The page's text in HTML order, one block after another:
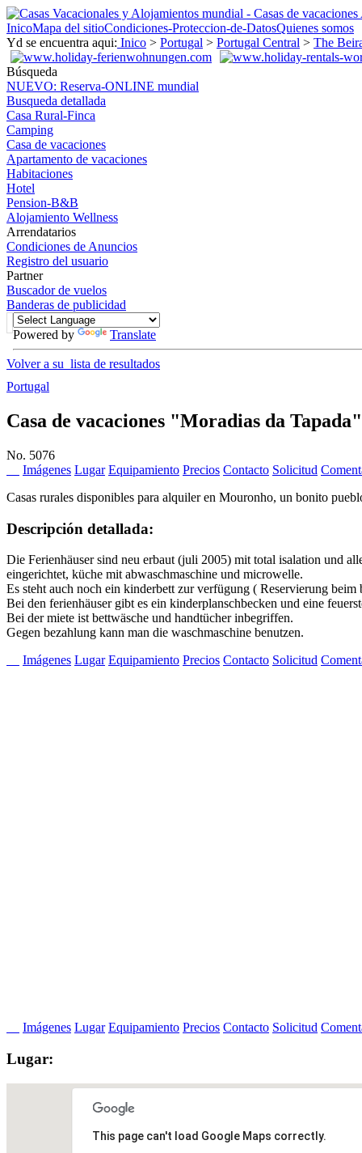
InicoMapa del sitioCondiciones-Proteccion-de-DatosQuienes somos
Yd se encuentra aqui: Inico > Portugal > Portugal Central > The
Búsqueda
NUEVO: Reserva-ONLINE mundial
Busqueda detallada
Casa Rural-Finca
Camping
Casa de vacaciones
Apartamento de vacaciones
Habitaciones
Hotel
Pension-B&B
Alojamiento Wellness
Arrendatarios
Condiciones de Anuncios
Registro del usuario
Partner
Buscador de vuelos
Banderas de publicidad
Powered by Translate
Volver a su lista de resultados
Portugal
Casa de vacaciones "Moradias da Tapada"
No. 5076
Imágenes Lugar Equipamiento Precios Contacto Solicitud
Casas rurales disponibles para alquiler en Mouronho, un bonito
Descripción detallada:
Die Ferienhäuser sind neu erbaut (juli 2005) mit total isalation und
eingerichtet, küche mit abwaschmaschine und microwelle.
Es steht auch noch ein kinderbett zur verfügung ( Reservierung beim
Bei den ferienhäuser gibt es ein kinderplanschbecken und eine
Bei der miete ist bettwäsche und handtücher inbegriffen.
Gegen bezahlung kann man die waschmaschine benutzen.
Imágenes Lugar Equipamiento Precios Contacto Solicitud
Imágenes Lugar Equipamiento Precios Contacto Solicitud
Lugar:
This page can't load Google Maps correctly.